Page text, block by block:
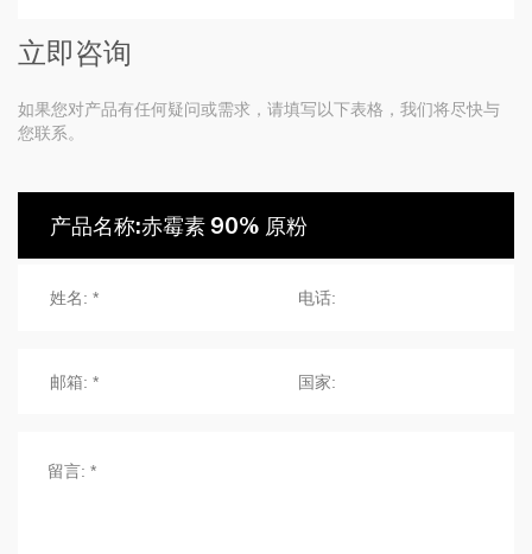
立即咨询
如果您对产品有任何疑问或需求，请填写以下表格，我们将尽快与
您联系。